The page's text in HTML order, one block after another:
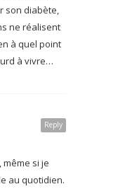
son diabète,
ne réalisent
à quel point
à vivre…
Reply
même si je
au quotidien.